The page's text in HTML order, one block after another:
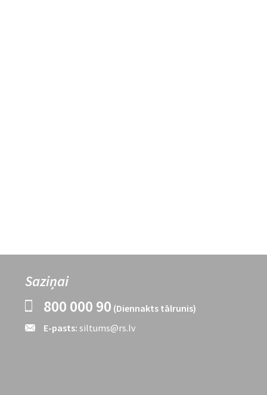
Saziņai
800 000 90 (Diennakts tālrunis)
E-pasts: siltums@rs.lv